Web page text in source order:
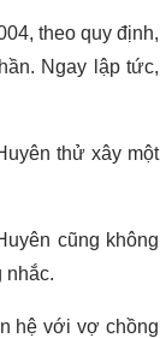
theo quy định,
Ngay lập tức,
thử xây một
cũng không
nhắc.
hệ với vợ chồng